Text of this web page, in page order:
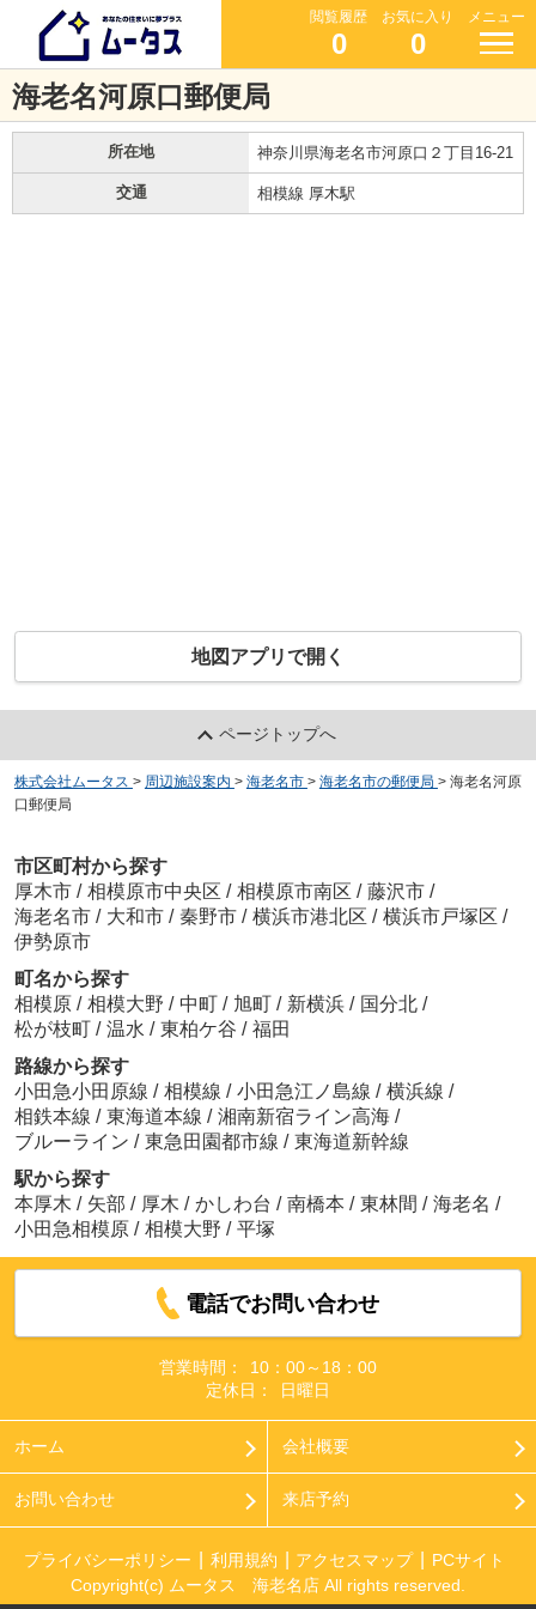
閲覧履歴
0
お気に入り
0
メニュー
海老名河原口郵便局
所在地 神奈川県海老名市河原口２丁目16-21
交通 相模線 厚木駅
地図アプリで開く
ページトップへ
株式会社ムータス > 周辺施設案内 > 海老名市 > 海老名市の郵便局 > 海老名河原
口郵便局
市区町村から探す
厚木市 / 相模原市中央区 / 相模原市南区 / 藤沢市 /
海老名市 / 大和市 / 秦野市 / 横浜市港北区 / 横浜市戸塚区 /
伊勢原市
町名から探す
相模原 / 相模大野 / 中町 / 旭町 / 新横浜 / 国分北 /
松が枝町 / 温水 / 東柏ケ谷 / 福田
路線から探す
小田急小田原線 / 相模線 / 小田急江ノ島線 / 横浜線 /
相鉄本線 / 東海道本線 / 湘南新宿ライン高海 /
ブルーライン / 東急田園都市線 / 東海道新幹線
駅から探す
本厚木 / 矢部 / 厚木 / かしわ台 / 南橋本 / 東林間 / 海老名 /
小田急相模原 / 相模大野 / 平塚
電話でお問い合わせ
営業時間：
10：00～18：00
定休日：
日曜日
ホーム 会社概要
お問い合わせ 来店予約
プライバシーポリシー 利用規約 アクセスマップ
PCサイト
Copyright(c) ムータス 海老名店 All rights reserved.